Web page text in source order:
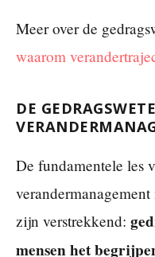
Meer over de
waarom
DE
De fundamentele les
zijn verstrekkend:
mensen het